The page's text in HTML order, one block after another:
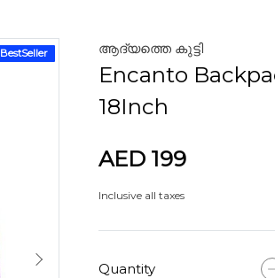
ക്രാഫ്റ്റ് മെറ്റീരിയലുകൾ
BestSeller ആദ്യത്തെ കുട്ടി
Encanto
18Inch
AED 199
Inclusive all taxes
Quantity